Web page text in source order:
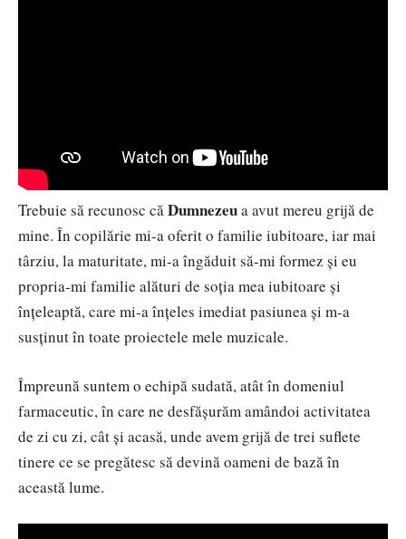
Trebuie să recunosc căDumnezeua avut mereu grijă de
mine. În copilărie mi-a oferit o familie iubitoare, iar mai
târziu, la maturitate, mi-a îngăduit să-mi formez și eu
propria-mi familie alături de soția mea iubitoare și
înțeleaptă, care mi-a înțeles imediat pasiunea și m-a
susținut în toate proiectele mele muzicale.
Împreună suntem o echipă sudată, atât în domeniul
farmaceutic, în care ne desfășurăm amândoi activitatea
de zi cu zi, cât și acasă, unde avem grijă de trei suflete
tinere ce se pregătesc să devină oameni de bază în
această lume.